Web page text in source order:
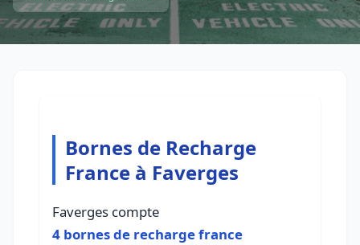
Bornes de Recharge
France à Faverges
Faverges compte
4 bornes de recharge france